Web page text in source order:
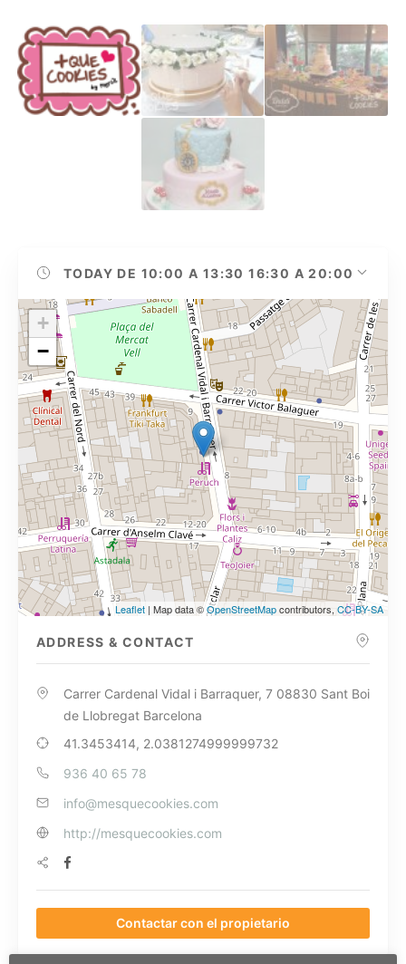
TODAY DE 10:00 A 13:30 16:30 A 20:00
+
−
Leaflet | Map data ©OpenStreetMapcontributors, CC-BY-SA
ADDRESS & CONTACT
Carrer Cardenal Vidal i Barraquer, 7 08830 Sant Boi
de Llobregat Barcelona
41.3453414, 2.0381274999999732
936 40 65 78
info@mesquecookies.com
http://mesquecookies.com
Contactar con el propietario